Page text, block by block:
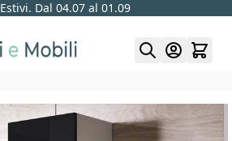
Dal 04.07 al 01.09